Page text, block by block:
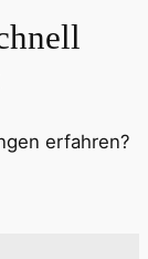
erfahren?